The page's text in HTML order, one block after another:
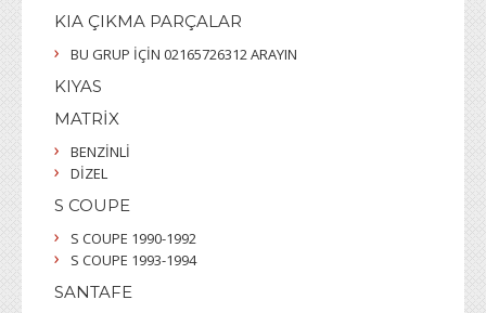
KIA ÇIKMA PARÇALAR
BU GRUP İÇİN 02165726312 ARAYIN
KIYAS
MATRİX
BENZİNLİ
DİZEL
S COUPE
S COUPE 1990-1992
S COUPE 1993-1994
SANTAFE